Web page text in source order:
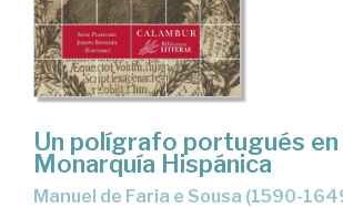
Un polígrafo portugués en
Monarquía Hispánica
Manuel de Faria e Sousa (1590-